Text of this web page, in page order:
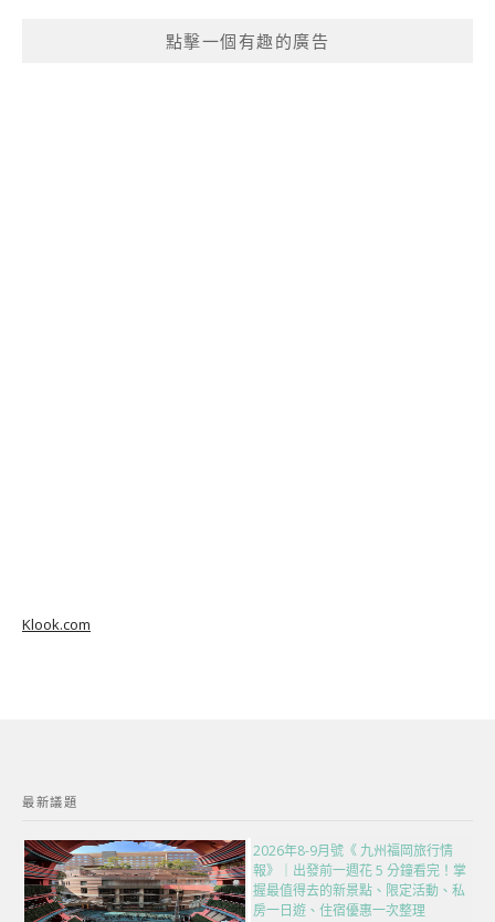
點擊一個有趣的廣告
Klook.com
最新議題
2026年8-9月號《 九州福岡旅行情
報》｜出發前一週花 5 分鐘看完！掌
握最值得去的新景點、限定活動、私
房一日遊、住宿優惠一次整理